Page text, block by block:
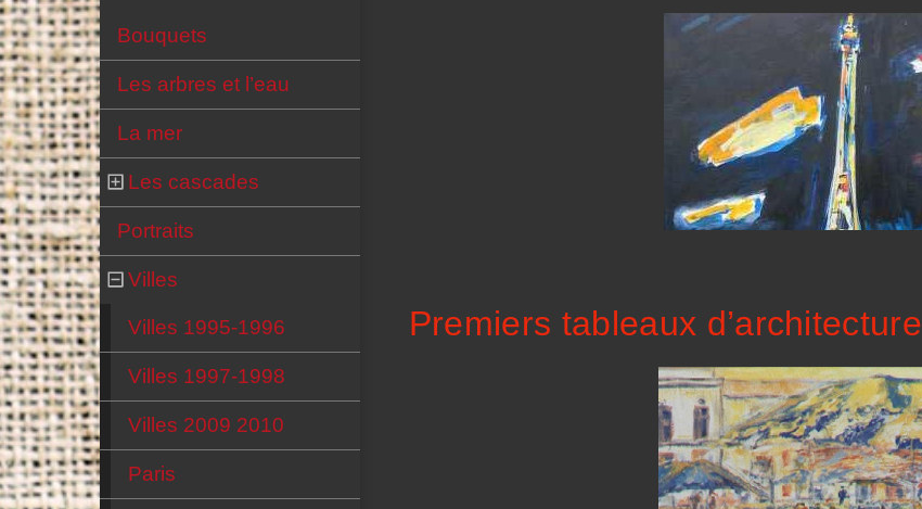
Premiers tableaux d’architecture
Bouquets
Les arbres et l’eau
La mer
Les cascades
Portraits
Villes
Villes 1995-1996
Villes 1997-1998
Villes 2009 2010
Paris